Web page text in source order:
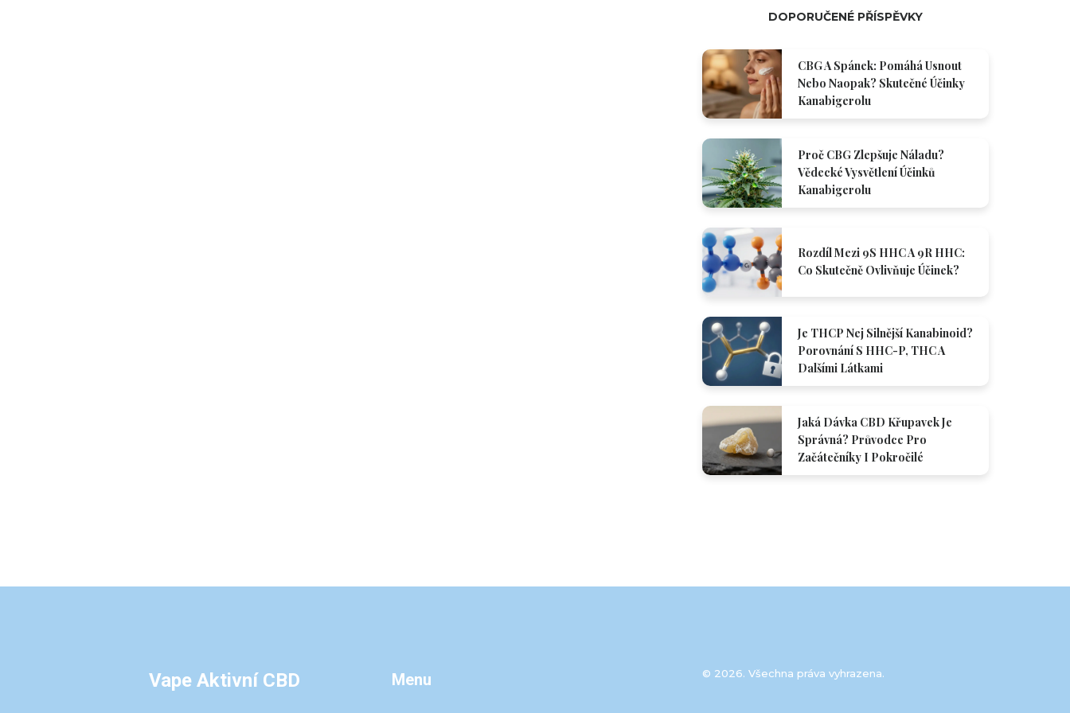
DOPORUČENÉ PŘÍSPĚVKY
CBG A Spánek: Pomáhá Usnout
Nebo Naopak? Skutečné Účinky
Kanabigerolu
Proč CBG Zlepšuje Náladu?
Vědecké Vysvětlení Účinků
Kanabigerolu
Rozdíl Mezi 9S HHC A 9R HHC:
Co Skutečně Ovlivňuje Účinek?
Je THCP Nej Silnější Kanabinoid?
Porovnání S HHC-P, THC A
Dalšími Látkami
Jaká Dávka CBD Křupavek Je
Správná? Průvodce Pro
Začátečníky I Pokročilé
Vape Aktivní CBD Menu © 2026. Všechna práva vyhrazena.